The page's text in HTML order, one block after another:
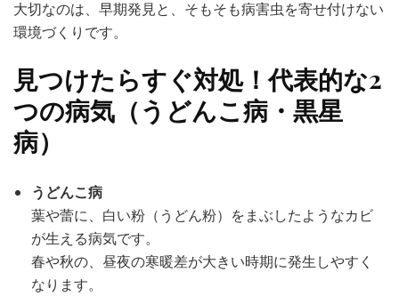
大切なのは、早期発見と、そもそも病害虫を寄せ付けない
環境づくりです。
見つけたらすぐ対処！代表的な2
つの病気（うどんこ病・黒星
病）
うどんこ病
葉や蕾に、白い粉（うどん粉）をまぶしたようなカビ
が生える病気です。
春や秋の、昼夜の寒暖差が大きい時期に発生しやすく
なります。